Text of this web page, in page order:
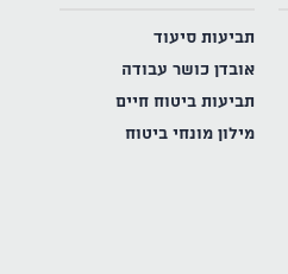
תביעות סיעוד
אובדן כושר עבודה
תביעות ביטוח חיים
מילון מונחי ביטוח